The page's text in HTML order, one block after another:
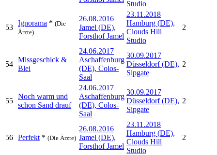
Studio
53
Ignorama * (Die
Ärzte)
26.08.2016
Jamel (DE),
Forsthof Jamel
23.11.2018
Hamburg (DE),
Clouds Hill
Studio
2
54
Missgeschick &
Blei
24.06.2017
Aschaffenburg
(DE), Colos-
Saal
30.09.2017
Düsseldorf (DE),
Sipgate
2
55
Noch warm und
schon Sand drauf
24.06.2017
Aschaffenburg
(DE), Colos-
Saal
30.09.2017
Düsseldorf (DE),
Sipgate
2
56 Perfekt * (Die Ärzte)
26.08.2016
Jamel (DE),
Forsthof Jamel
23.11.2018
Hamburg (DE),
Clouds Hill
Studio
2